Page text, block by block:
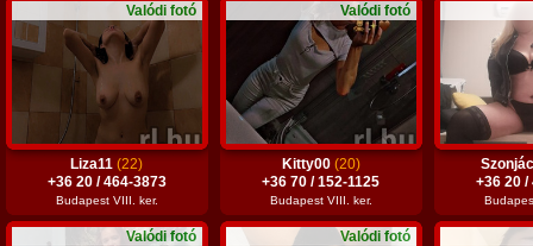
Valódi fotó
Liza11(22)
+36 20 / 464-3873
Budapest VIII. ker.
Valódi fotó
Kitty00 (20)
+36 70 / 152-1125
Budapest VIII. ker.
+36 20 /
Valódi fotó Valódi fotó